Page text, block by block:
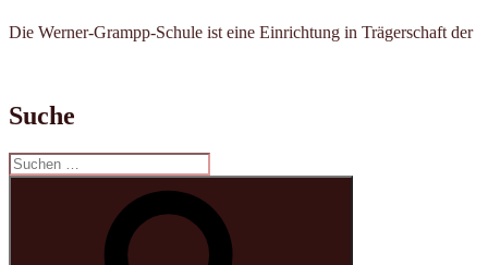
Die Werner-Grampp-Schule ist eine Einrichtung in Trägerschaft der
Suche
Suchen
nach: